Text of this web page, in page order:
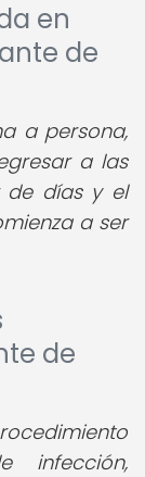
en
de
a persona,
a las
de días y el
a ser
de
infección,